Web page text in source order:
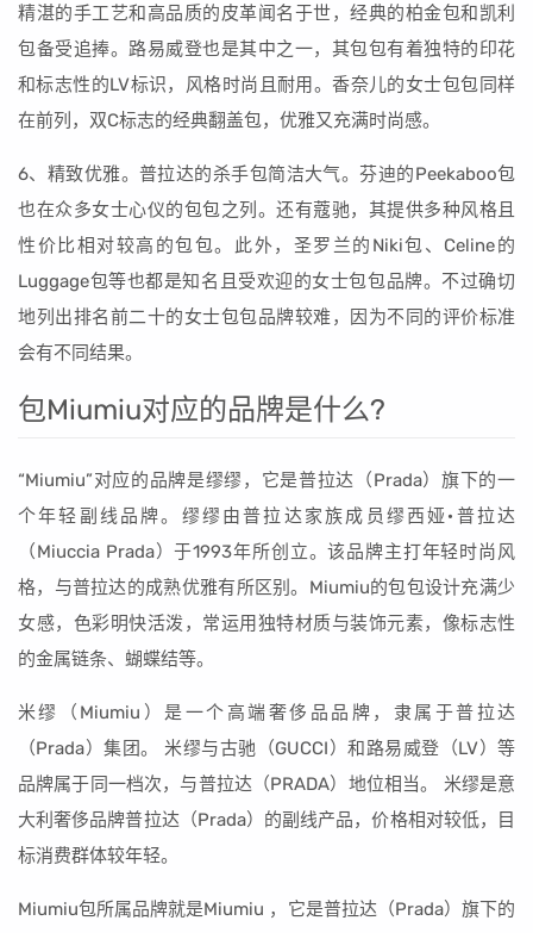
精湛的手工艺和高品质的皮革闻名于世，经典的柏金包和凯利
包备受追捧。路易威登也是其中之一，其包包有着独特的印花
和标志性的LV标识，风格时尚且耐用。香奈儿的女士包包同样
在前列，双C标志的经典翻盖包，优雅又充满时尚感。
6、精致优雅。普拉达的杀手包简洁大气。芬迪的Peekaboo包
也在众多女士心仪的包包之列。还有蔻驰，其提供多种风格且
性价比相对较高的包包。此外，圣罗兰的Niki包、Celine的
Luggage包等也都是知名且受欢迎的女士包包品牌。不过确切
地列出排名前二十的女士包包品牌较难，因为不同的评价标准
会有不同结果。
包Miumiu对应的品牌是什么?
“Miumiu”对应的品牌是缪缪，它是普拉达（Prada）旗下的一
个年轻副线品牌。缪缪由普拉达家族成员缪西娅·普拉达
（Miuccia Prada）于1993年所创立。该品牌主打年轻时尚风
格，与普拉达的成熟优雅有所区别。Miumiu的包包设计充满少
女感，色彩明快活泼，常运用独特材质与装饰元素，像标志性
的金属链条、蝴蝶结等。
米缪（Miumiu）是一个高端奢侈品品牌，隶属于普拉达
（Prada）集团。 米缪与古驰（GUCCI）和路易威登（LV）等
品牌属于同一档次，与普拉达（PRADA）地位相当。 米缪是意
大利奢侈品牌普拉达（Prada）的副线产品，价格相对较低，目
标消费群体较年轻。
Miumiu包所属品牌就是Miumiu ，它是普拉达（Prada）旗下的